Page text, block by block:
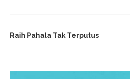
Raih Pahala Tak Terputus